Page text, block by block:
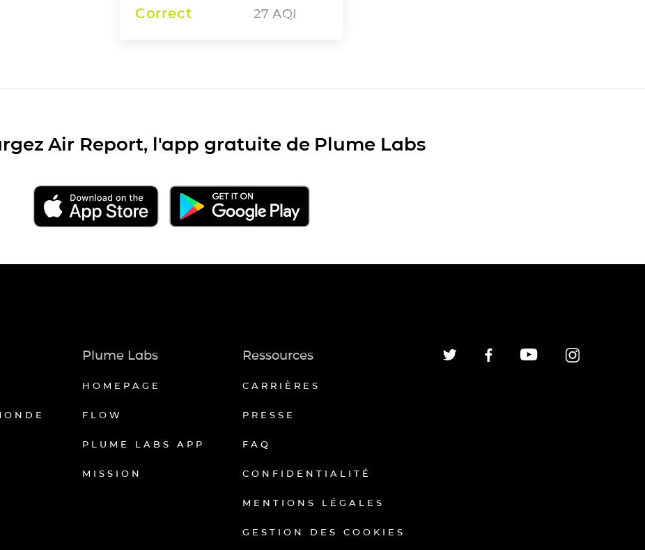
Correct 27 AQI
Air Report, l'app gratuite de Plume Labs
Plume Labs
HOMEPAGE
FLOW
PLUME LABS APP
MISSION
Ressources
CARRIÈRES
PRESSE
FAQ
CONFIDENTIALITÉ
MENTIONS LÉGALES
GESTION DES COOKIES